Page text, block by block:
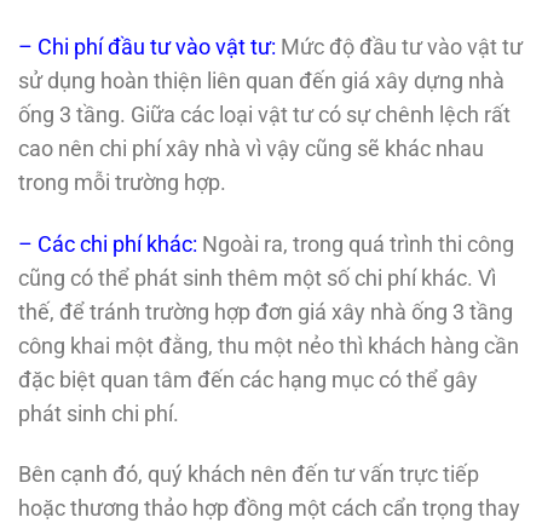
– Chi phí đầu tư vào vật tư: Mức độ đầu tư vào vật tư
sử dụng hoàn thiện liên quan đến giá xây dựng nhà
ống 3 tầng. Giữa các loại vật tư có sự chênh lệch rất
cao nên chi phí xây nhà vì vậy cũng sẽ khác nhau
trong mỗi trường hợp.
– Các chi phí khác: Ngoài ra, trong quá trình thi công
cũng có thể phát sinh thêm một số chi phí khác. Vì
thế, để tránh trường hợp đơn giá xây nhà ống 3 tầng
công khai một đằng, thu một nẻo thì khách hàng cần
đặc biệt quan tâm đến các hạng mục có thể gây
phát sinh chi phí.
Bên cạnh đó, quý khách nên đến tư vấn trực tiếp
hoặc thương thảo hợp đồng một cách cẩn trọng thay